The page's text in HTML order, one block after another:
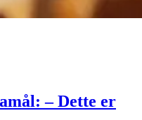
– Dette er